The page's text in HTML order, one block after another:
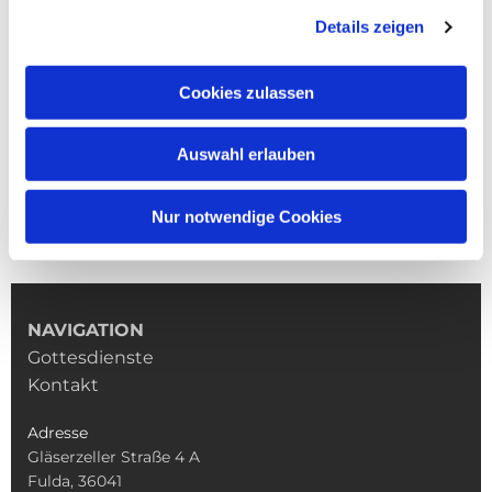
Details zeigen
Cookies zulassen
Auswahl erlauben
Nur notwendige Cookies
NAVIGATION
Gottesdienste
Kontakt
Adresse
Gläserzeller Straße 4 A
Fulda, 36041